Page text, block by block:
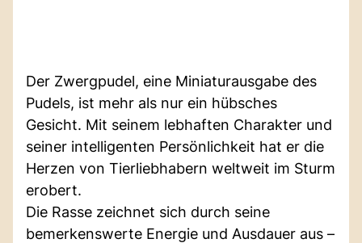
Der Zwergpudel, eine Miniaturausgabe des
Pudels, ist mehr als nur ein hübsches
Gesicht. Mit seinem lebhaften Charakter und
seiner intelligenten Persönlichkeit hat er die
Herzen von Tierliebhabern weltweit im Sturm
erobert.
Die Rasse zeichnet sich durch seine
bemerkenswerte Energie und Ausdauer aus –